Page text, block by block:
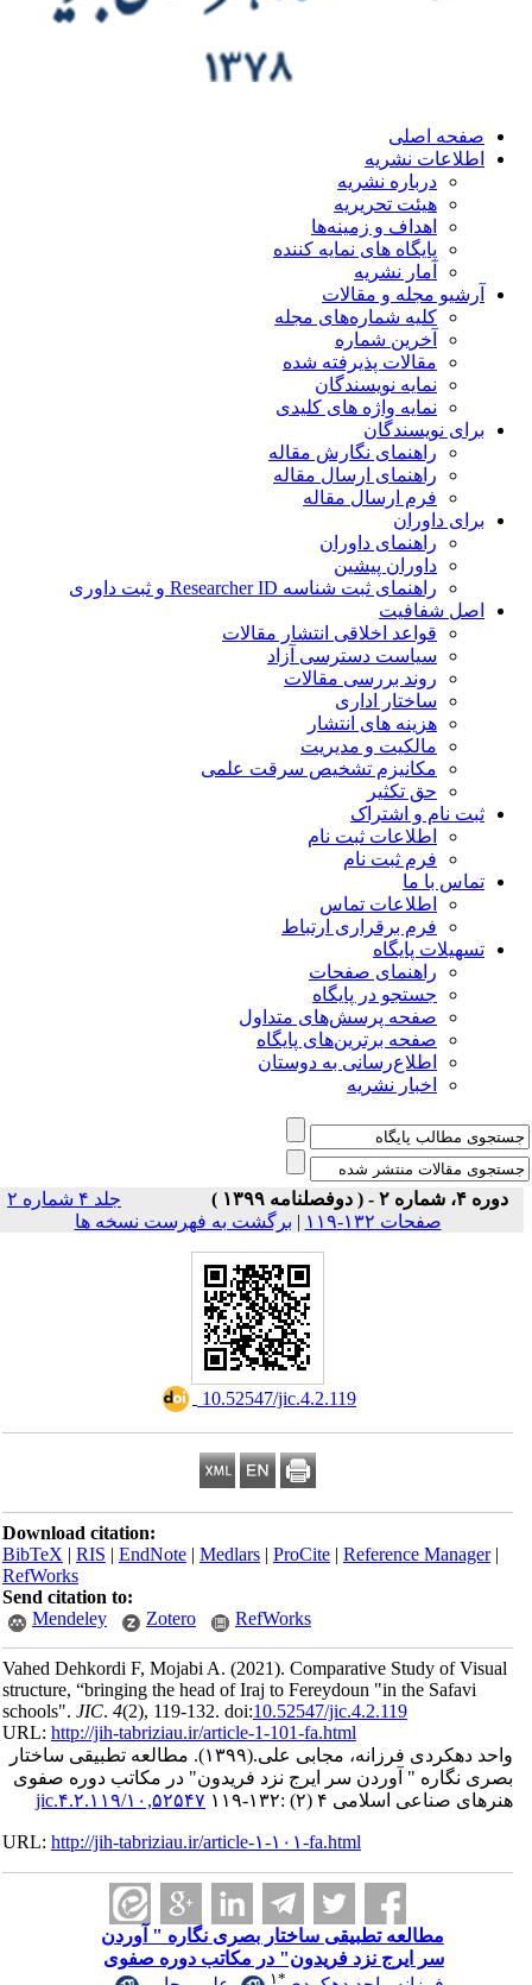
اصلی
نشریه
درباره نشریه
هیئت تحریریه
اهداف و زمینه‌ها
پایگاه های نمایه کننده
آمار نشریه
مجله و مقالات
کلیه شماره‌های مجله
آخرین شماره
مقالات پذیرفته شده
نمایه نویسندگان
نمایه واژه های کلیدی
نویسندگان
راهنمای نگارش مقاله
راهنمای ارسال مقاله
فرم ارسال مقاله
داوران
راهنمای داوران
داوران پیشین
راهنمای ثبت شناسه Researcher ID و ثبت داوری
شفافیت
قواعد اخلاقی انتشار مقالات
سیاست دسترسی آزاد
روند بررسی مقالات
ساختار اداری
هزینه های انتشار
مالکیت و مدیریت
ﻣﮑﺎﻧﯿﺰم ﺗﺸﺨﯿﺺ ﺳﺮﻗﺖ ﻋﻠﻤﯽ
حق تکثیر
نام و اشتراک
اطلاعات ثبت نام
فرم ثبت نام
با ما
اطلاعات تماس
فرم برقراری ارتباط
پایگاه
راهنمای صفحات
جستجو در پایگاه
صفحه پرسش‌های متداول
صفحه برترین‌های پایگاه
اطلاع‌رسانی به دوستان
اخبار نشریه
جلد ۴ شماره ۲
|برگشت به فهرست نسخه ها
‎ 10.52547/jic.4.2.119
Download citation:
BibTeX|RIS| EndNote| Medlars| ProCite|Reference
RefWorks
Send citation to:
Mendeley
Zotero RefWorks
Vahed Dehkordi F, Mojabi A.(2021).Comparative Study of
structure, “bringing the head of Iraj to Fereydoun "in the
schools".JIC.4(2), 119-132. doi:10.52547/jic.4.2.119
URL:http://jih-tabriziau.ir/article-1-101-fa.html
فرزانه، مجابی علی.(۱۳۹۹).
مطالعه تطبیقی ساختار
" آوردن سر ایرج نزد فریدون" در مکاتب دوره صفوی
اسلامی ۴ (۲) :۱۳۲-۱۱۹
۱۰,۵۲۵۴۷/jic.۴.۲.۱۱۹
URL:http://jih-tabriziau.ir/article-۱-۱۰۱-fa.html
مطالعه تطبیقی ساختار بصری نگاره " آوردن
سر ایرج نزد فریدون" در مکاتب دوره صفوی
۱